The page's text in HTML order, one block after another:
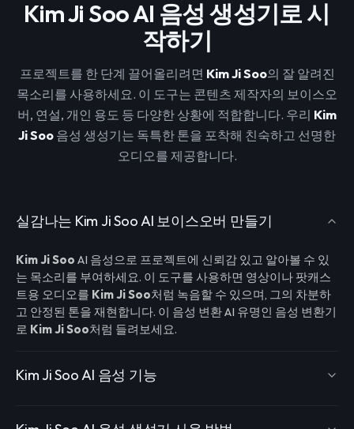
Kim Ji Soo AI 음성 생성기로 시
작하기
프로젝트를 한 단계 끌어올리려면 Kim Ji Soo의 잘 알려진
목소리를 사용하세요. 이 도구는 콘텐츠 제작자의 보이스오
버, 연설, 개인 용도 등 다양한 상황에 적합합니다. 우리 Kim
Ji Soo 음성 생성기는 독특한 톤을 포착해 친숙하고 선명한
오디오를 제공합니다.
실감나는 Kim Ji Soo AI 보이스오버 만들기
Kim Ji Soo AI 음성으로 프로젝트에 신뢰감 있고 알아볼 수 있
는 목소리를 부여하세요. 이 도구를 사용하면 영상이나 팟캐스
트용 오디오를 Kim Ji Soo처럼 녹음할 수 있으며, 그의 차분하
고 안정된 톤을 재현합니다. 이 음성 변환 AI 유명인 음성 변환기
로 Kim Ji Soo처럼 들려보세요.
Kim Ji Soo AI 음성 기능